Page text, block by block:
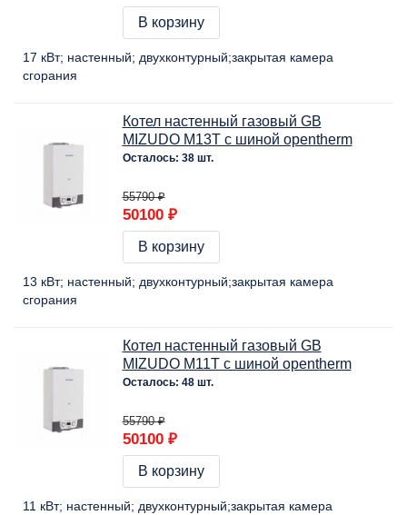
В корзину
17 кВт настенный двухконтурный закрытая камера
сгорания
Котел настенный газовый GB
MIZUDO M13Т c шиной opentherm
Осталось: 38 шт.
55790 ₽
50100 ₽
В корзину
13 кВт настенный двухконтурный закрытая камера
сгорания
Котел настенный газовый GB
MIZUDO M11Т c шиной opentherm
Осталось: 48 шт.
55790 ₽
50100 ₽
В корзину
11 кВт настенный двухконтурный закрытая камера